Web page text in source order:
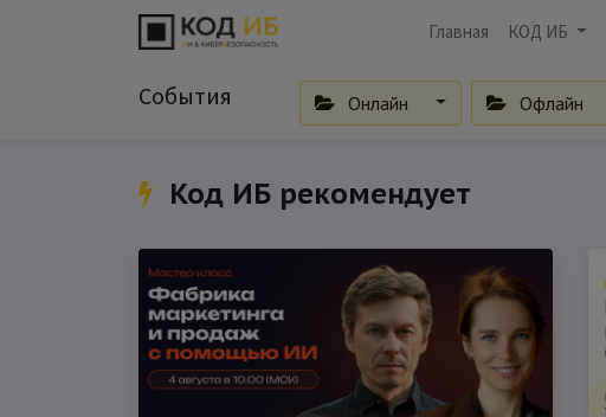
Главная КОД ИБ
События Онлайн Офлайн
Код ИБ рекомендует